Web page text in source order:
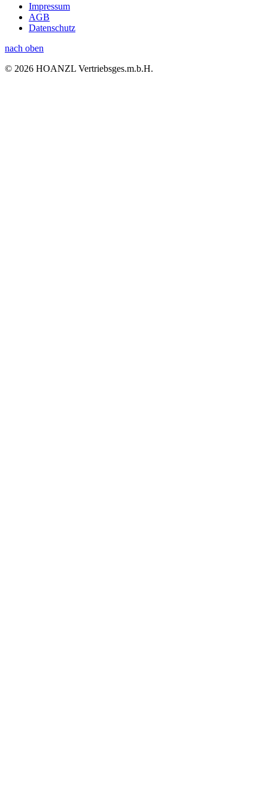
Impressum
AGB
Datenschutz
nach oben
© 2026 HOANZL Vertriebsges.m.b.H.